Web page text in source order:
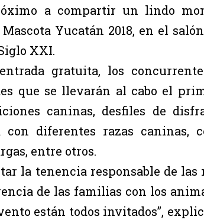
a compartir un lindo
Yucatán 2018, en el
XXI.
gratuita, los
que se llevarán al cabo el
caninas, desfiles de
diferentes razas caninas,
entre otros.
la tenencia responsable de las
de las familias con los
están todos invitados”,